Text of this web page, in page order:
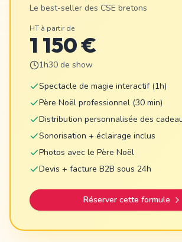
Le best-seller des CSE bretons
HT à partir de
1 150 €
1h30 de show
Spectacle de magie interactif (1h)
Père Noël professionnel (30 min)
Distribution personnalisée des
Sonorisation + éclairage inclus
Photos avec le Père Noël
Devis + facture B2B sous 24h
Réserver cette formule